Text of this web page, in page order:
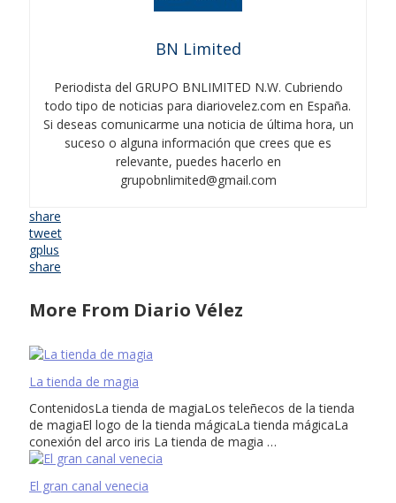
BN Limited
Periodista del GRUPO BNLIMITED N.W. Cubriendo
todo tipo de noticias para diariovelez.com en España.
Si deseas comunicarme una noticia de última hora, un
suceso o alguna información que crees que es
relevante, puedes hacerlo en
grupobnlimited@gmail.com
share
tweet
gplus
share
More From Diario Vélez
La tienda de magia
ContenidosLa tienda de magiaLos teleñecos de la tienda
de magiaEl logo de la tienda mágicaLa tienda mágicaLa
conexión del arco iris La tienda de magia …
El gran canal venecia